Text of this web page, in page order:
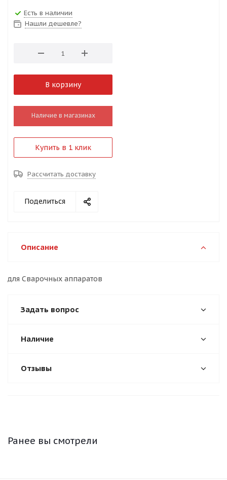
Есть в наличии
Нашли дешевле?
В корзину
Наличие в магазинах
Купить в 1 клик
Рассчитать доставку
Поделиться
Описание
для Сварочных аппаратов
Задать вопрос
Наличие
Отзывы
Ранее вы смотрели